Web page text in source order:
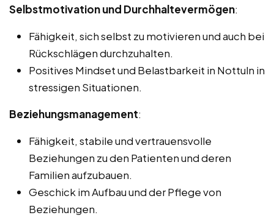
Selbstmotivation und Durchhaltevermögen:
Fähigkeit, sich selbst zu motivieren und auch bei
Rückschlägen durchzuhalten.
Positives Mindset und Belastbarkeit in Nottuln in
stressigen Situationen.
Beziehungsmanagement:
Fähigkeit, stabile und vertrauensvolle
Beziehungen zu den Patienten und deren
Familien aufzubauen.
Geschick im Aufbau und der Pflege von
Beziehungen.